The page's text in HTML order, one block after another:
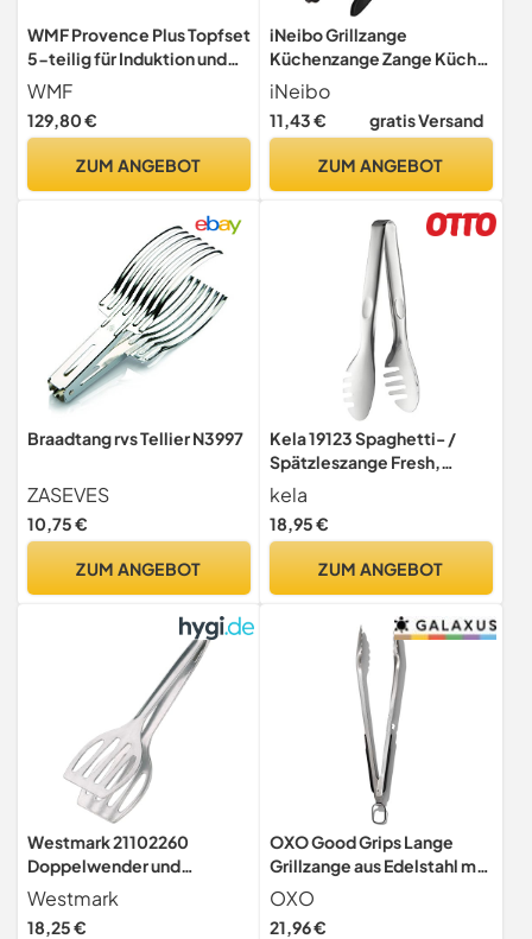
WMF Provence Plus Topfset
5-teilig für Induktion und
alle Herdarten
WMF
129,80 €
ZUM ANGEBOT
iNeibo Grillzange
Küchenzange Zange Küche
aus Rostfreim Edelstahl und
Silikon Fleischzange
Kochzange mit
Silikongriff 23cm Schwarz
iNeibo
11,43 € gratis Versand
ZUM ANGEBOT
Braadtang rvs Tellier N3997
ZASEVES
10,75 €
ZUM ANGEBOT
Kela 19123 Spaghetti- /
Spätzleszange Fresh,
Edelstahl, Silber, 22,5 x 5,5
x 3 cm
kela
18,95 €
ZUM ANGEBOT
Westmark 21102260
Doppelwender und
Grillzange Duetto 27,5 cm
4004094211065, silber
Westmark
18,25 €
OXO Good Grips Lange
Grillzange aus Edelstahl mit
integriertem
OXO
21,96 €